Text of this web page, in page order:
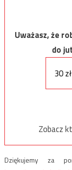
Uważasz, że
do
30 zł
Zobacz
Dziękujemy za